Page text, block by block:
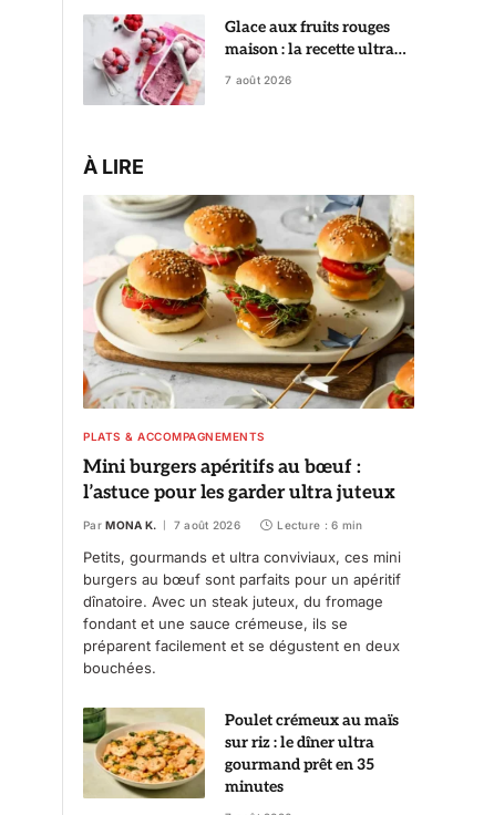
Glace aux fruits rouges
maison : la recette ultra
crémeuse qui rivalise avec
7 août 2026
À LIRE
PLATS & ACCOMPAGNEMENTS
Mini burgers apéritifs au bœuf :
l’astuce pour les garder ultra juteux
Par MONA K. 7 août 2026 Lecture : 6 min
Petits, gourmands et ultra conviviaux, ces mini
burgers au bœuf sont parfaits pour un apéritif
dînatoire. Avec un steak juteux, du fromage
fondant et une sauce crémeuse, ils se
préparent facilement et se dégustent en deux
bouchées.
Poulet crémeux au maïs
sur riz : le dîner ultra
gourmand prêt en 35
minutes